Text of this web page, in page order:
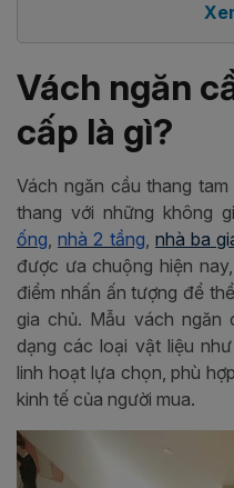
Vách ngăn
cấp là gì?
Vách ngăn cầu thang
thang với những không
ống,nhà 2 tầng, nhà ba
được ưa chuộng hiện
điểm nhấn ấn tượng để
gia chủ. Mẫu vách ngăn
dạng các loại vật liệu như
linh hoạt lựa chọn, phù
kinh tế của người mua.